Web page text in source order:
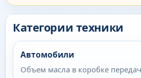
Категории техники
Автомобили
Объем масла в коробке передач